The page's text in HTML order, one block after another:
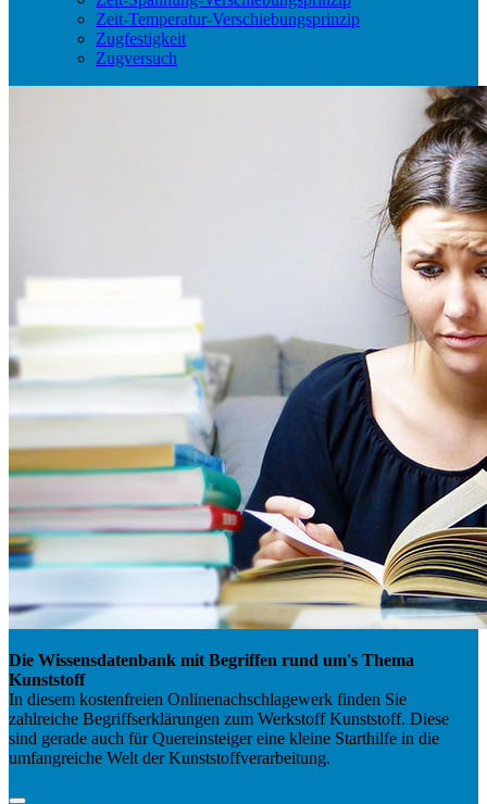
Zeit-Temperatur-Verschiebungsprinzip
Zugfestigkeit
Zugversuch
Die Wissensdatenbank mit Begriffen rund um's Thema
Kunststoff
In diesem kostenfreien Onlinenachschlagewerk finden Sie
zahlreiche Begriffserklärungen zum Werkstoff Kunststoff. Diese
sind gerade auch für Quereinsteiger eine kleine Starthilfe in die
umfangreiche Welt der Kunststoffverarbeitung.